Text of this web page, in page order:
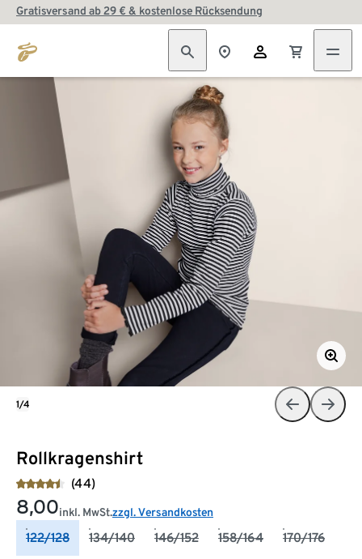
Gratisversand ab 29 € & kostenlose Rücksendung
Rollkragenshirt
(44)
8,00inkl. MwSt.zzgl. Versandkosten
122/128 134/140 146/152 158/164 170/176
1/4